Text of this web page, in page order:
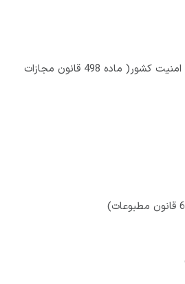
1ـ تشكيل جمعيت، دسته، گروه در فضاي مجازي( سايبر) با هدف برهم زدن امنيت كشور( ماده 498 قانون مجازات